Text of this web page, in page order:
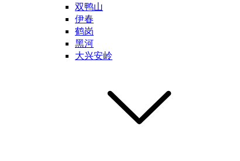
双鸭山
伊春
鹤岗
黑河
大兴安岭